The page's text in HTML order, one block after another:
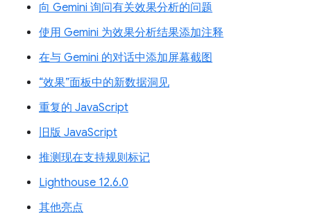
向 Gemini 询问有关效果分析的问题
使用 Gemini 为效果分析结果添加注释
在与 Gemini 的对话中添加屏幕截图
“效果”面板中的新数据洞见
重复的 JavaScript
旧版 JavaScript
推测现在支持规则标记
Lighthouse 12.6.0
其他亮点